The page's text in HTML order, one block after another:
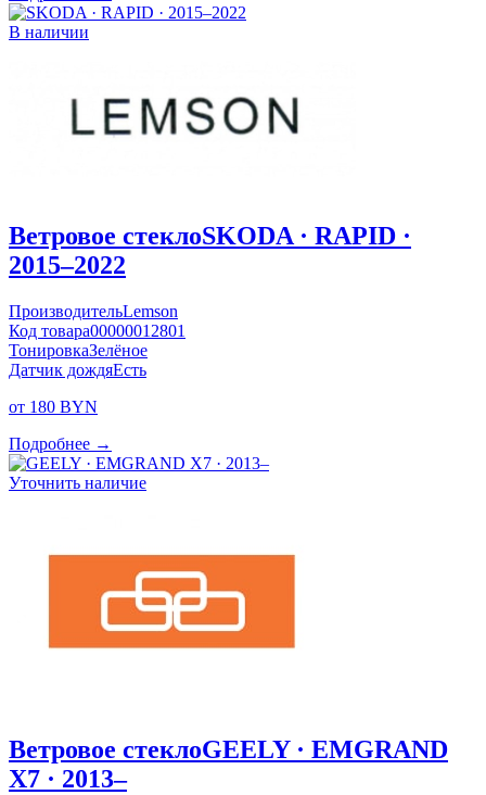
В наличии
Ветровое стеклоSKODA · RAPID ·
2015–2022
ПроизводительLemson
Код товара00000012801
ТонировкаЗелёное
Датчик дождяЕсть
от 180 BYN
Подробнее →
Уточнить наличие
Ветровое стеклоGEELY · EMGRAND
X7 · 2013–